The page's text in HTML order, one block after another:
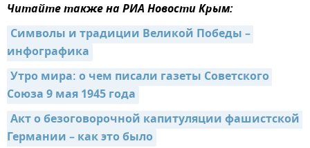
Читайте также на РИА Новости Крым:
Символы и традиции Великой Победы –
инфографика
Утро мира: о чем писали газеты Советского
Союза 9 мая 1945 года
Акт о безоговорочной капитуляции фашистской
Германии – как это было